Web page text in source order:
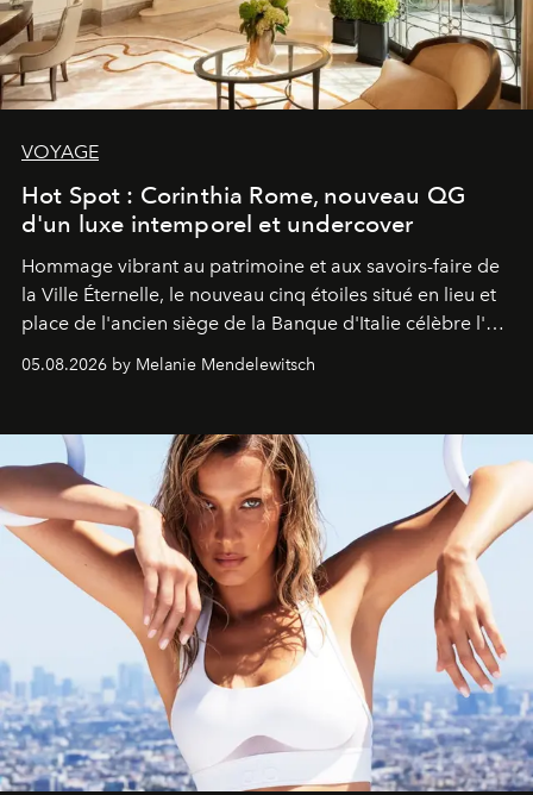
VOYAGE
Hot Spot : Corinthia Rome, nouveau QG
d'un luxe intemporel et undercover
Hommage vibrant au patrimoine et aux savoirs-faire de
la Ville Éternelle, le nouveau cinq étoiles situé en lieu et
place de l'ancien siège de la Banque d'Italie célèbre l'art
de vivre Romain dans toute son élégance intemporelle.
05.08.2026 by Melanie Mendelewitsch